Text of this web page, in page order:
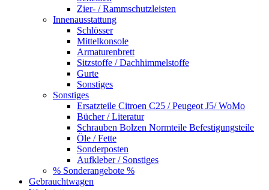
Zier- / Rammschutzleisten
Innenausstattung
Schlösser
Mittelkonsole
Armaturenbrett
Sitzstoffe / Dachhimmelstoffe
Gurte
Sonstiges
Sonstiges
Ersatzteile Citroen C25 / Peugeot J5/ WoMo
Bücher / Literatur
Schrauben Bolzen Normteile Befestigungsteile
Öle / Fette
Sonderposten
Aufkleber / Sonstiges
% Sonderangebote %
Gebrauchtwagen